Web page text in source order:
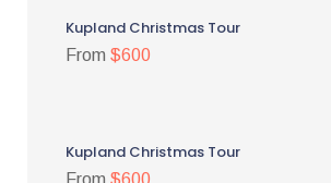
Kupland Christmas Tour
From $600
Kupland Christmas Tour
From $600